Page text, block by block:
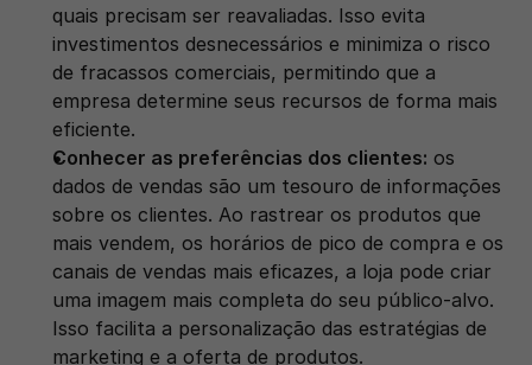
quais precisam ser reavaliadas. Isso evita
investimentos desnecessários e minimiza o risco
de fracassos comerciais, permitindo que a
empresa determine seus recursos de forma mais
eficiente.
Conhecer as preferências dos clientes: os
dados de vendas são um tesouro de informações
sobre os clientes. Ao rastrear os produtos que
mais vendem, os horários de pico de compra e os
canais de vendas mais eficazes, a loja pode criar
uma imagem mais completa do seu público-alvo.
Isso facilita a personalização das estratégias de
marketing e a oferta de produtos.